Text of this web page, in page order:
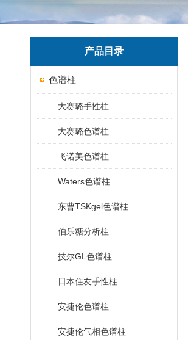
产品目录
色谱柱
大赛璐手性柱
大赛璐色谱柱
飞诺美色谱柱
Waters色谱柱
东曹TSKgel色谱柱
伯乐糖分析柱
技尔GL色谱柱
日本住友手性柱
安捷伦色谱柱
安捷伦气相色谱柱